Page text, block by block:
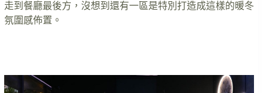
走到餐廳最後方，沒想到還有一區是特別打造成這樣的暖冬
氛圍感佈置。